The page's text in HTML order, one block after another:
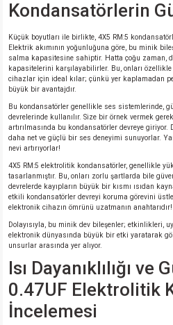
MARKA)
Kondansatörlerin
Küçük boyutları ile birlikte, 4X5 RM:5
Elektrik akımının yoğunluğuna göre, bu minik
salma kapasitesine sahiptir. Hatta çoğu zaman,
kapasitelerini karşılayabilirler. Bu, onları
cihazlar için ideal kılar; çünkü yer kaplamadan
büyük bir avantajdır.
Bu kondansatörler genellikle ses sistemlerinde,
devrelerinde kullanılır. Size bir örnek vermek
artırılmasında bu kondansatörler devreye
daha net ve güçlü bir ses deneyimi sunuyorlar.
nevi artırıyorlar!
4X5 RM:5 elektrolitik kondansatörler, genellikle
tasarlanmıştır. Bu, onları zorlu şartlarda bile
devrelerde kayıpların büyük bir kısmı ısıdan
etkili kondansatörler devreyi koruma görevini
elektronik cihazın ömrünü uzatmanın anahtarıdır!
Dolayısıyla, bu minik dev bileşenler; etkinlikleri,
elektronik dünyasında büyük bir etki yaratarak
unsurlar arasında yer alıyor.
Isı Dayanıklılığı
0.47UF Elektrolitik
İncelemesi